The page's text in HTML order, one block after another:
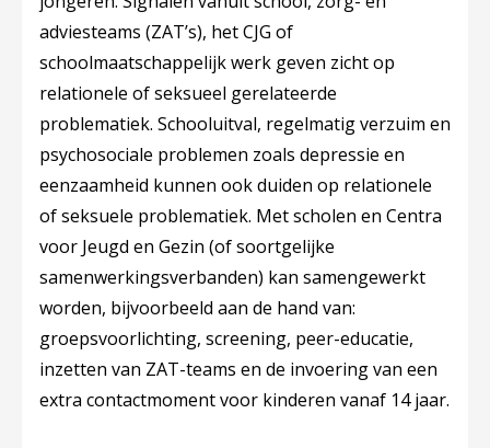
adviesteams (ZAT’s), het CJG of
schoolmaatschappelijk werk geven zicht op
relationele of seksueel gerelateerde
problematiek. Schooluitval, regelmatig verzuim en
psychosociale problemen zoals depressie en
eenzaamheid kunnen ook duiden op relationele
of seksuele problematiek. Met scholen en Centra
voor Jeugd en Gezin (of soortgelijke
samenwerkingsverbanden) kan samengewerkt
worden, bijvoorbeeld aan de hand van:
groepsvoorlichting, screening, peer-educatie,
inzetten van ZAT-teams en de invoering van een
extra contactmoment voor kinderen vanaf 14 jaar.